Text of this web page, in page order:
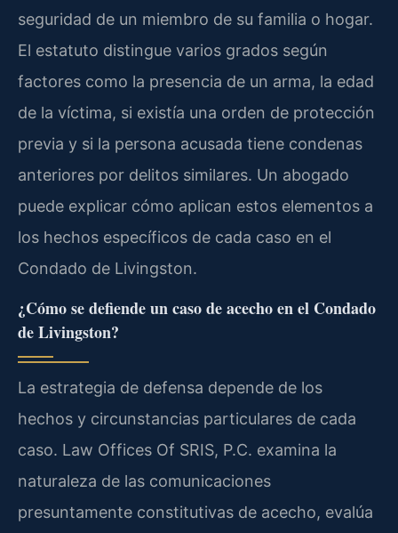
seguridad de un miembro de su familia o hogar.
El estatuto distingue varios grados según
factores como la presencia de un arma, la edad
de la víctima, si existía una orden de protección
previa y si la persona acusada tiene condenas
anteriores por delitos similares. Un abogado
puede explicar cómo aplican estos elementos a
los hechos específicos de cada caso en el
Condado de Livingston.
¿Cómo se defiende un caso de acecho en el Condado
de Livingston?
La estrategia de defensa depende de los
hechos y circunstancias particulares de cada
caso. Law Offices Of SRIS, P.C. examina la
naturaleza de las comunicaciones
presuntamente constitutivas de acecho, evalúa